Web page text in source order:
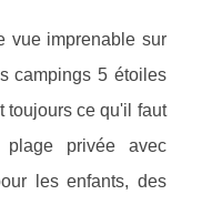
vue imprenable sur
campings 5 étoiles
toujours ce qu'il faut
privée avec
les enfants, des